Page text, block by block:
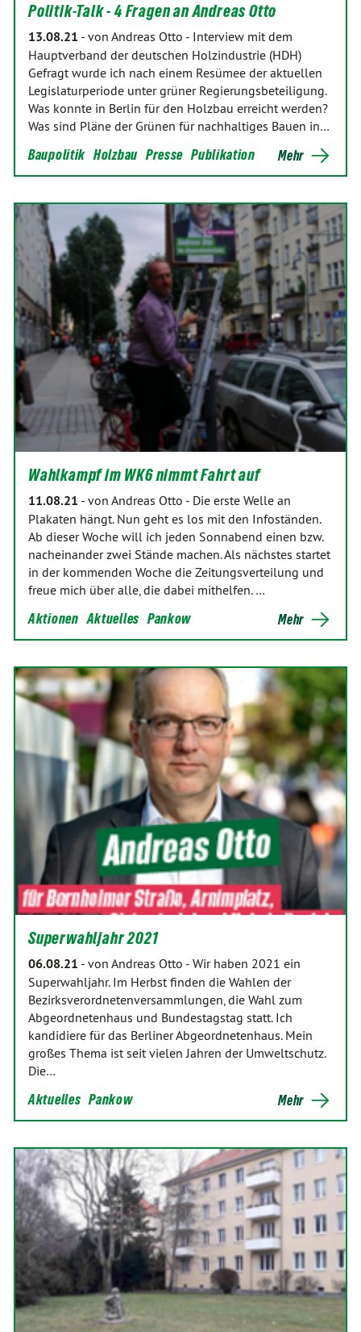
Politik-Talk - 4 Fragen an Andreas Otto
13.08.21 - von Andreas Otto - Interview mit dem
Hauptverband der deutschen Holzindustrie (HDH)
Gefragt wurde ich nach einem Resümee der aktuellen
Legislaturperiode unter grüner Regierungsbeteiligung.
Was konnte in Berlin für den Holzbau erreicht werden?
Was sind Pläne der Grünen für nachhaltiges Bauen in…
Baupolitik Holzbau Presse Publikation Mehr
Wahlkampf im WK6 nimmt Fahrt auf
11.08.21 - von Andreas Otto - Die erste Welle an
Plakaten hängt. Nun geht es los mit den Infoständen.
Ab dieser Woche will ich jeden Sonnabend einen bzw.
nacheinander zwei Stände machen. Als nächstes startet
in der kommenden Woche die Zeitungsverteilung und
freue mich über alle, die dabei mithelfen. …
Aktionen Aktuelles Pankow Mehr
Superwahljahr 2021
06.08.21 - von Andreas Otto - Wir haben 2021 ein
Superwahljahr. Im Herbst finden die Wahlen der
Bezirksverordnetenversammlungen, die Wahl zum
Abgeordnetenhaus und Bundestagstag statt. Ich
kandidiere für das Berliner Abgeordnetenhaus. Mein
großes Thema ist seit vielen Jahren der Umweltschutz.
Die…
Aktuelles Pankow Mehr